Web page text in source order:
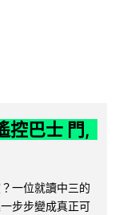
控巴士 門,
一位就讀中三的
步步變成真正可